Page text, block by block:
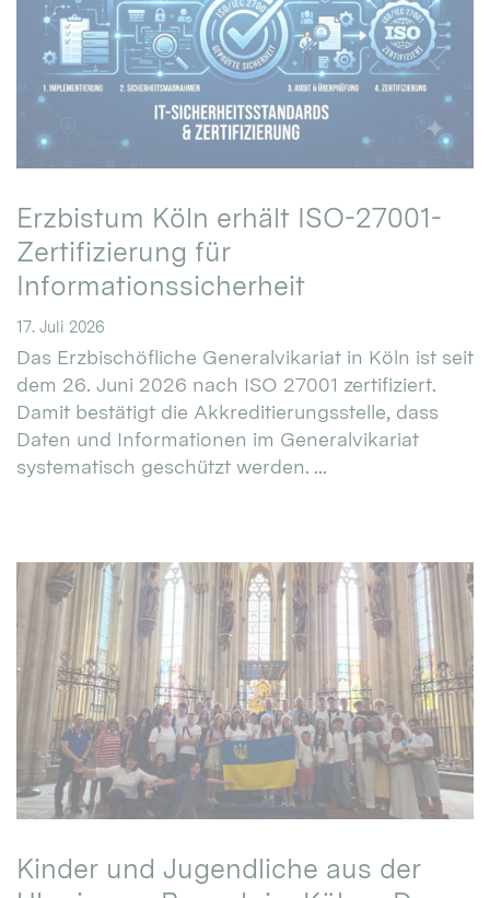
Erzbistum Köln erhält ISO-27001-
Zertifizierung für
Informationssicherheit
17. Juli 2026
Das Erzbischöfliche Generalvikariat in Köln ist seit
dem 26. Juni 2026 nach ISO 27001 zertifiziert.
Damit bestätigt die Akkreditierungsstelle, dass
Daten und Informationen im Generalvikariat
systematisch geschützt werden. ...
Kinder und Jugendliche aus der